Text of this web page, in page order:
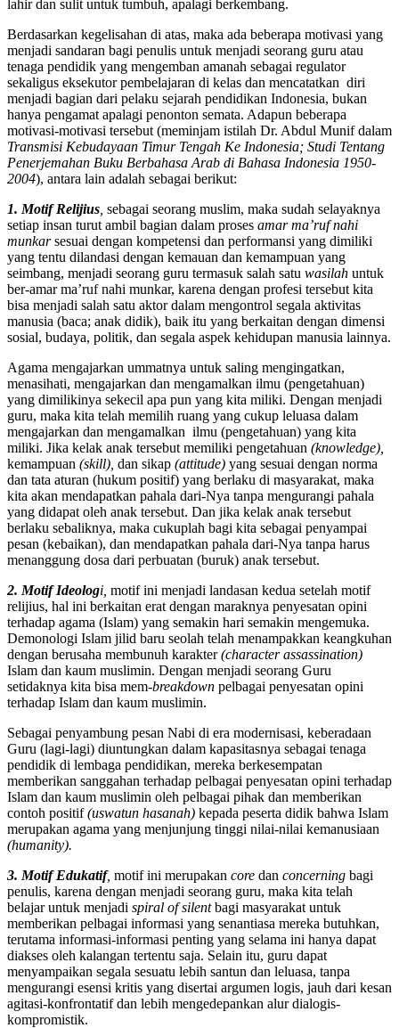
lahir dan sulit untuk tumbuh, apalagi berkembang.
Berdasarkan kegelisahan di atas, maka ada beberapa motivasi yang
menjadi sandaran bagi penulis untuk menjadi seorang guru atau
tenaga pendidik yang mengemban amanah sebagai regulator
sekaligus eksekutor pembelajaran di kelas dan mencatatkan diri
menjadi bagian dari pelaku sejarah pendidikan Indonesia, bukan
hanya pengamat apalagi penonton semata. Adapun beberapa
motivasi-motivasi tersebut (meminjam istilah Dr. Abdul Munif dalam
Transmisi Kebudayaan Timur Tengah Ke Indonesia; Studi Tentang
Penerjemahan Buku Berbahasa Arab di Bahasa Indonesia 1950-
2004), antara lain adalah sebagai berikut:
1. Motif Relijius sebagai seorang muslim, maka sudah selayaknya
setiap insan turut ambil bagian dalam proses amar ma’ruf nahi
munkarsesuai dengan kompetensi dan performansi yang dimiliki
yang tentu dilandasi dengan kemauan dan kemampuan yang
seimbang, menjadi seorang guru termasuk salah satu wasilah untuk
ber-amar ma’ruf nahi munkar, karena dengan profesi tersebut kita
bisa menjadi salah satu aktor dalam mengontrol segala aktivitas
manusia (baca; anak didik), baik itu yang berkaitan dengan dimensi
sosial, budaya, politik, dan segala aspek kehidupan manusia lainnya.
Agama mengajarkan ummatnya untuk saling mengingatkan,
menasihati, mengajarkan dan mengamalkan ilmu (pengetahuan)
yang dimilikinya sekecil apa pun yang kita miliki. Dengan menjadi
guru, maka kita telah memilih ruang yang cukup leluasa dalam
mengajarkan dan mengamalkan ilmu (pengetahuan) yang kita
miliki. Jika kelak anak tersebut memiliki pengetahuan (knowledge),
kemampuan (skill), dan sikap (attitude) yang sesuai dengan norma
dan tata aturan (hukum positif) yang berlaku di masyarakat, maka
kita akan mendapatkan pahala dari-Nya tanpa mengurangi pahala
yang didapat oleh anak tersebut. Dan jika kelak anak tersebut
berlaku sebaliknya, maka cukuplah bagi kita sebagai penyampai
pesan (kebaikan), dan mendapatkan pahala dari-Nya tanpa harus
menanggung dosa dari perbuatan (buruk) anak tersebut.
2. Motif Ideologi, motif ini menjadi landasan kedua setelah motif
relijius, hal ini berkaitan erat dengan maraknya penyesatan opini
terhadap agama (Islam) yang semakin hari semakin mengemuka.
Demonologi Islam jilid baru seolah telah menampakkan keangkuhan
dengan berusaha membunuh karakter(character assassination)
Islam dan kaum muslimin. Dengan menjadi seorang Guru
setidaknya kita bisa mem-breakdown pelbagai penyesatan opini
terhadap Islam dan kaum muslimin.
Sebagai penyambung pesan Nabi di era modernisasi, keberadaan
Guru (lagi-lagi) diuntungkan dalam kapasitasnya sebagai tenaga
pendidik di lembaga pendidikan, mereka berkesempatan
memberikan sanggahan terhadap pelbagai penyesatan opini terhadap
Islam dan kaum muslimin oleh pelbagai pihak dan memberikan
contoh positif(uswatun hasanah) kepada peserta didik bahwa Islam
merupakan agama yang menjunjung tinggi nilai-nilai kemanusiaan
(humanity).
3. Motif Edukatif, motif ini merupakan core dan concerning bagi
penulis, karena dengan menjadi seorang guru, maka kita telah
belajar untuk menjadi spiral of silentbagi masyarakat untuk
memberikan pelbagai informasi yang senantiasa mereka butuhkan,
terutama informasi-informasi penting yang selama ini hanya dapat
diakses oleh kalangan tertentu saja. Selain itu, guru dapat
menyampaikan segala sesuatu lebih santun dan leluasa, tanpa
mengurangi esensi kritis yang disertai argumen logis, jauh dari kesan
agitasi-konfrontatif dan lebih mengedepankan alur dialogis-
kompromistik.